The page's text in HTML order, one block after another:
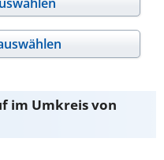
im Umkreis von